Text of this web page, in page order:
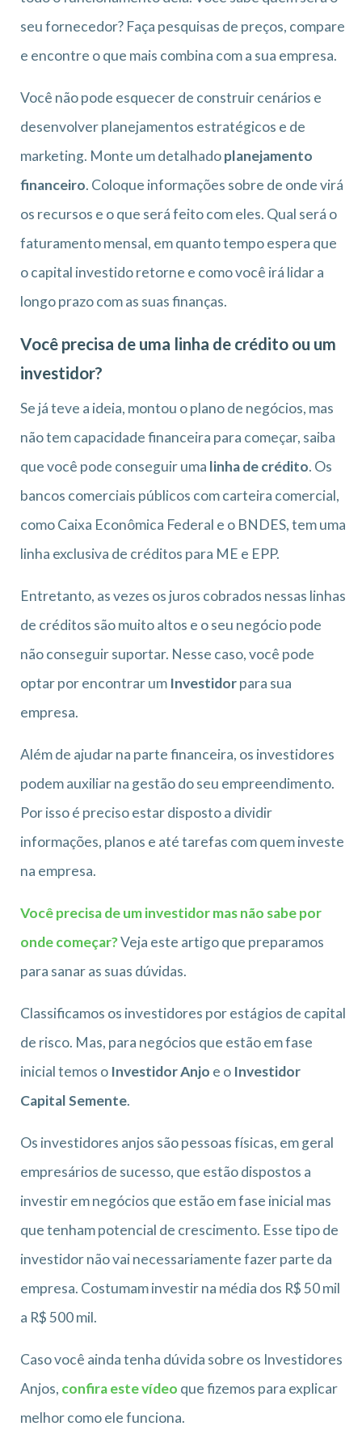
seu fornecedor? Faça pesquisas de preços, compare
e encontre o que mais combina com a sua empresa.
Você não pode esquecer de construir cenários e
desenvolver planejamentos estratégicos e de
marketing. Monte um detalhadoplanejamento
financeiro. Coloque informações sobre de onde virá
os recursos e o que será feito com eles. Qual será o
faturamento mensal, em quanto tempo espera que
o capital investido retorne e como você irá lidar a
longo prazo com as suas finanças.
Você precisa de uma linha de crédito ou um
investidor?
Se já teve a ideia, montou o plano de negócios, mas
não tem capacidade financeira para começar, saiba
que você pode conseguir uma linha de crédito. Os
bancos comerciais públicos com carteira comercial,
como Caixa Econômica Federal e o BNDES, tem uma
linha exclusiva de créditos para ME e EPP.
Entretanto, as vezes os juros cobrados nessas linhas
de créditos são muito altos e o seu negócio pode
não conseguir suportar. Nesse caso, você pode
optar por encontrar um Investidorpara sua
empresa.
Além de ajudar na parte financeira, os investidores
podem auxiliar na gestão do seu empreendimento.
Por isso é preciso estar disposto a dividir
informações, planos e até tarefas com quem investe
na empresa.
Você precisa de um investidor mas não sabe por
onde começar?Veja este artigo que preparamos
para sanar as suas dúvidas.
Classificamos os investidores por estágios de capital
de risco. Mas, para negócios que estão em fase
inicial temos o Investidor Anjo e o Investidor
Capital Semente.
Os investidores anjos são pessoas físicas, em geral
empresários de sucesso, que estão dispostos a
investir em negócios que estão em fase inicial mas
que tenham potencial de crescimento. Esse tipo de
investidor não vai necessariamente fazer parte da
empresa. Costumam investir na média dos R$ 50 mil
a R$ 500 mil.
Caso você ainda tenha dúvida sobre os Investidores
Anjos, confira este vídeo que fizemos para explicar
melhor como ele funciona.